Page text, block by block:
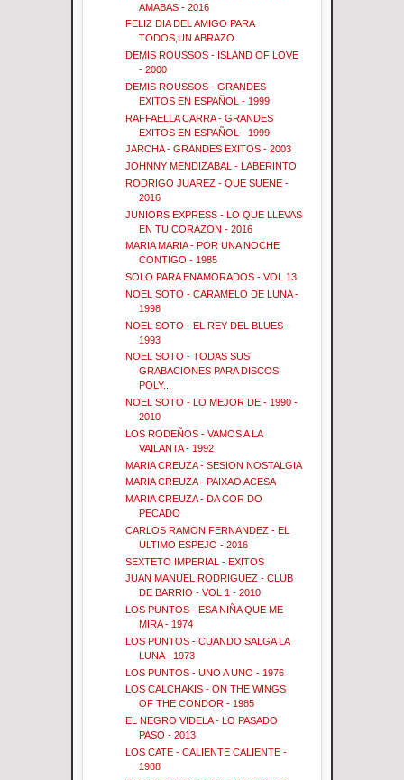
AMABAS - 2016
FELIZ DIA DEL AMIGO PARA
TODOS,UN ABRAZO
DEMIS ROUSSOS - ISLAND OF LOVE
- 2000
DEMIS ROUSSOS - GRANDES
EXITOS EN ESPAÑOL - 1999
RAFFAELLA CARRA - GRANDES
EXITOS EN ESPAÑOL - 1999
JARCHA - GRANDES EXITOS - 2003
JOHNNY MENDIZABAL - LABERINTO
RODRIGO JUAREZ - QUE SUENE -
2016
JUNIORS EXPRESS - LO QUE LLEVAS
EN TU CORAZON - 2016
MARIA MARIA - POR UNA NOCHE
CONTIGO - 1985
SOLO PARA ENAMORADOS - VOL 13
NOEL SOTO - CARAMELO DE LUNA -
1998
NOEL SOTO - EL REY DEL BLUES -
1993
NOEL SOTO - TODAS SUS
GRABACIONES PARA DISCOS
POLY...
NOEL SOTO - LO MEJOR DE - 1990 -
2010
LOS RODEÑOS - VAMOS A LA
VAILANTA - 1992
MARIA CREUZA - SESION NOSTALGIA
MARIA CREUZA - PAIXAO ACESA
MARIA CREUZA - DA COR DO
PECADO
CARLOS RAMON FERNANDEZ - EL
ULTIMO ESPEJO - 2016
SEXTETO IMPERIAL - EXITOS
JUAN MANUEL RODRIGUEZ - CLUB
DE BARRIO - VOL 1 - 2010
LOS PUNTOS - ESA NIÑA QUE ME
MIRA - 1974
LOS PUNTOS - CUANDO SALGA LA
LUNA - 1973
LOS PUNTOS - UNO A UNO - 1976
LOS CALCHAKIS - ON THE WINGS
OF THE CONDOR - 1985
EL NEGRO VIDELA - LO PASADO
PASO - 2013
LOS CATE - CALIENTE CALIENTE -
1988